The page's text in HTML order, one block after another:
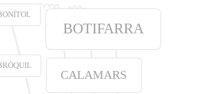
BOTIFARRA
CALAMARS